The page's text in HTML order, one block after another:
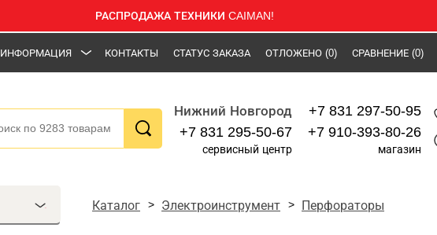
РАСПРОДАЖА ТЕХНИКИ CAIMAN!
ИНФОРМАЦИЯ КОНТАКТЫ СТАТУС ЗАКАЗА ОТЛОЖЕНО (0) СРАВНЕНИЕ (0)
Нижний Новгород
+7 831 295-50-67
сервисный центр
+7 831 297-50-95
+7 910-393-80-26
магазин
Каталог Электроинструмент Перфораторы